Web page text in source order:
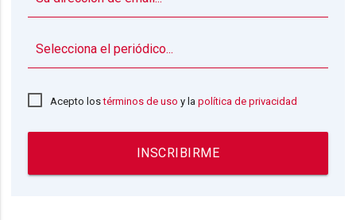
Acepto lostérminos de uso y lapolítica de privacidad
INSCRIBIRME